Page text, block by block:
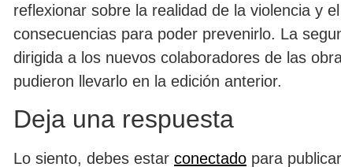
reflexionar sobre la realidad de la violencia y
consecuencias para poder prevenirlo. La
dirigida a los nuevos colaboradores de las
pudieron llevarlo en la edición anterior.
Deja una respuesta
Lo siento, debes estar conectado para